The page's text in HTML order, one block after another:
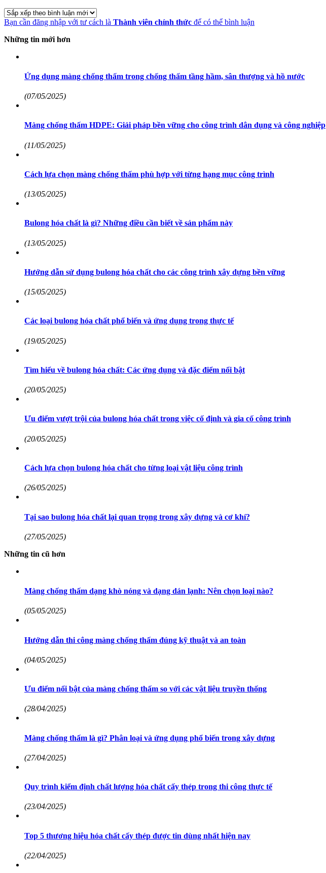
Bạn cần đăng nhập với tư cách là Thành viên chính thức để có thể bình luận
Những tin mới hơn
Ứng dụng màng chống thấm trong chống thấm tầng hầm, sân thượng và hồ nước
(07/05/2025)
Màng chống thấm HDPE: Giải pháp bền vững cho công trình dân dụng và công nghiệp
(11/05/2025)
Cách lựa chọn màng chống thấm phù hợp với từng hạng mục công trình
(13/05/2025)
Bulong hóa chất là gì? Những điều cần biết về sản phẩm này
(13/05/2025)
Hướng dẫn sử dụng bulong hóa chất cho các công trình xây dựng bền vững
(15/05/2025)
Các loại bulong hóa chất phổ biến và ứng dụng trong thực tế
(19/05/2025)
Tìm hiểu về bulong hóa chất: Các ứng dụng và đặc điểm nổi bật
(20/05/2025)
Ưu điểm vượt trội của bulong hóa chất trong việc cố định và gia cố công trình
(20/05/2025)
Cách lựa chọn bulong hóa chất cho từng loại vật liệu công trình
(26/05/2025)
Tại sao bulong hóa chất lại quan trọng trong xây dựng và cơ khí?
(27/05/2025)
Những tin cũ hơn
Màng chống thấm dạng khò nóng và dạng dán lạnh: Nên chọn loại nào?
(05/05/2025)
Hướng dẫn thi công màng chống thấm đúng kỹ thuật và an toàn
(04/05/2025)
Ưu điểm nổi bật của màng chống thấm so với các vật liệu truyền thống
(28/04/2025)
Màng chống thấm là gì? Phân loại và ứng dụng phổ biến trong xây dựng
(27/04/2025)
Quy trình kiểm định chất lượng hóa chất cấy thép trong thi công thực tế
(23/04/2025)
Top 5 thương hiệu hóa chất cấy thép được tin dùng nhất hiện nay
(22/04/2025)